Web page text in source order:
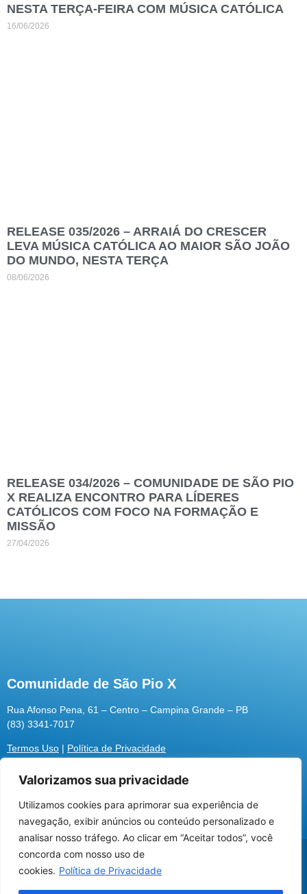
Utilizamos cookies para oferecer melhor
experiência, melhorar o desempenho, analisar
como você interage em nosso site e
personalizar conteúdo.
Valorizamos sua privacidade
Utilizamos cookies para aprimorar sua experiência de
navegação, exibir anúncios ou conteúdo personalizado e
analisar nosso tráfego. Ao clicar em “Aceitar todos”, você
concorda com nosso uso de
cookies. Política de Privacidade
NESTA TERÇA-FEIRA COM MÚSICA CATÓLICA
16/06/2026
RELEASE 035/2026 – ARRAIÁ DO CRESCER
LEVA MÚSICA CATÓLICA AO MAIOR SÃO JOÃO
DO MUNDO, NESTA TERÇA
08/06/2026
RELEASE 034/2026 – COMUNIDADE DE SÃO PIO
X REALIZA ENCONTRO PARA LÍDERES
CATÓLICOS COM FOCO NA FORMAÇÃO E
MISSÃO
27/04/2026
Comunidade de São Pio X
Rua Afonso Pena, 61 – Centro – Campina Grande – PB
(83) 3341-7017
Termos Uso | Política de Privacidade
@2026 Associação Carismática Católica São Pio X
Desenvolvido pelaROX